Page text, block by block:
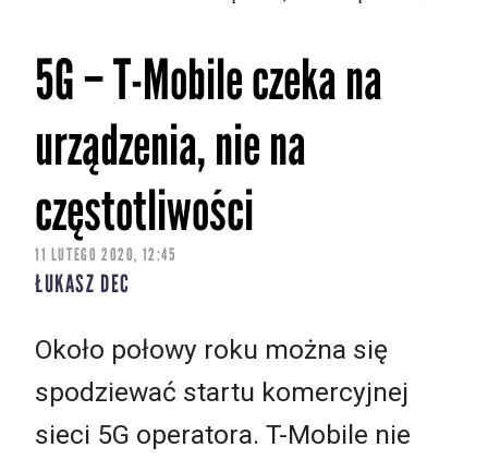
5G – T-Mobile czeka na
urządzenia, nie na
częstotliwości
11 LUTEGO 2020, 12:45
ŁUKASZ DEC
Około połowy roku można się
spodziewać startu komercyjnej
sieci 5G operatora. T-Mobile nie